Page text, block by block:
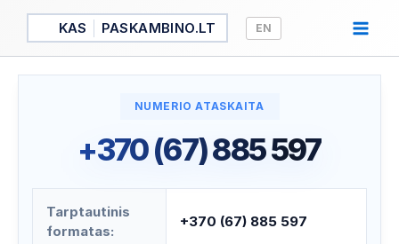
Pereiti
turinio
KAS PASKAMBINO.LT EN
NUMERIO ATASKAITA
+370 (67) 885 597
Tarptautinis
formatas:
+370 (67) 885 597